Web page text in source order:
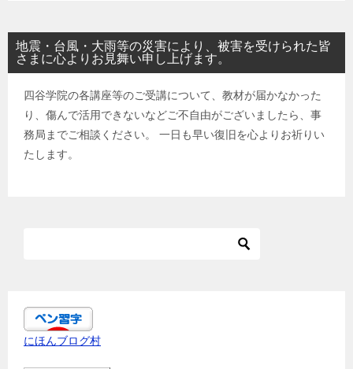
地震・台風・大雨等の災害により、被害を受けられた皆
さまに心よりお見舞い申し上げます。
四谷学院の各講座等のご受講について、教材が届かなかった
り、傷んで活用できないなどご不自由がございましたら、事
務局までご相談ください。 一日も早い復旧を心よりお祈りい
たします。
にほんブログ村